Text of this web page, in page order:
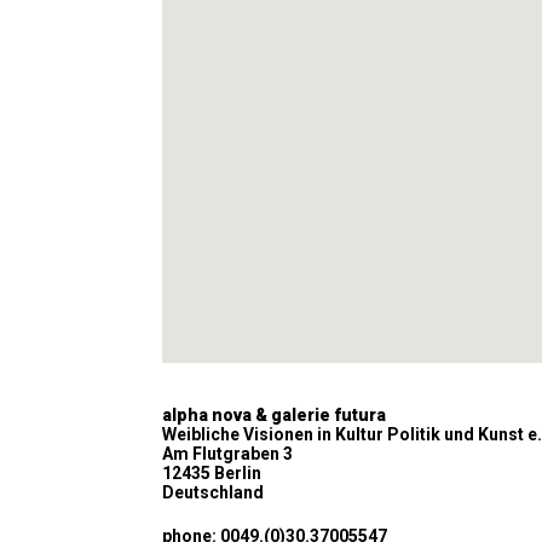
alpha nova & galerie futura
Weibliche Visionen in Kultur Politik und Kunst
Am Flutgraben 3
12435 Berlin
Deutschland
phone: 0049.(0)30.37005547